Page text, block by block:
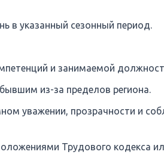
в указанный сезонный период.
и занимаемой
из-за пределов региона.
уважении, прозрачности и
Трудового кодекса